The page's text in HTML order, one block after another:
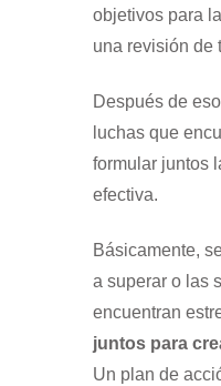
objetivos para
una revisión de
Después de
luchas que
formular juntos
efectiva.
Básicamente,
a superar o las
encuentran
juntos para
Un plan de